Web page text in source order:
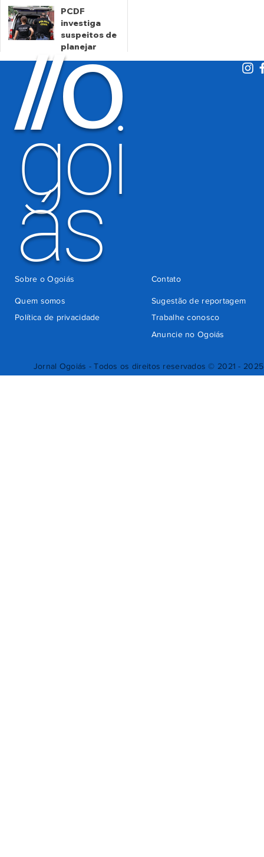
Goiás
há 17 horas
PCDF
investiga
suspeitos de
planejar
atentados no
período
eleitoral
há 3 dias
Jornal Ogoiás - Todos os direitos reservados © 2021 - 2025
//O
goi
ás
Quem somos
Sugestão de reportagem
Trabalhe conosco
Política de privacidade
Anuncie no Ogoiás
Contato
Sobre o Ogoiás